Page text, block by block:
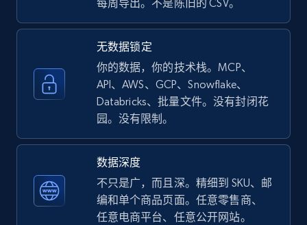
每周导出。不是陈旧的 CSV。
无数据锁定
你的数据，你的技术栈。MCP、
API、AWS、GCP、Snowflake、
Databricks、批量文件。没有封闭花
园。没有限制。
数据深度
不只是广，而且深。精细到 SKU、邮
编和单个商品页面。任意零售商、
任意电商平台、任意公开网站。